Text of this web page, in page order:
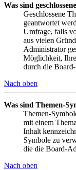
Was sind
Geschlossene
geantwortet
Umfrage, falls
aus vielen
Administrator
Möglichkeit,
durch die
Nach oben
Was sind Themen-
Themen-
mit einem
Inhalt
Symbole zu
die die Board-
Nach oben